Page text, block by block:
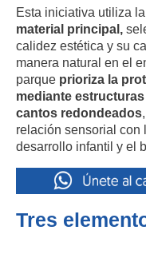
Esta iniciativa utiliza la
material principal,
calidez estética y su
manera natural en el
parque prioriza la
mediante
cantos redondeados
relación sensorial con
desarrollo infantil y el
Tres